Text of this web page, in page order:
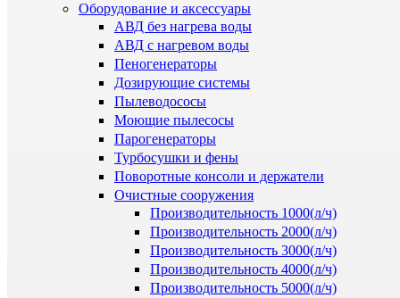
Оборудование и аксессуары
АВД без нагрева воды
АВД с нагревом воды
Пеногенераторы
Дозирующие системы
Пылеводососы
Моющие пылесосы
Парогенераторы
Турбосушки и фены
Поворотные консоли и держатели
Очистные сооружения
Производительность 1000(л/ч)
Производительность 2000(л/ч)
Производительность 3000(л/ч)
Производительность 4000(л/ч)
Производительность 5000(л/ч)